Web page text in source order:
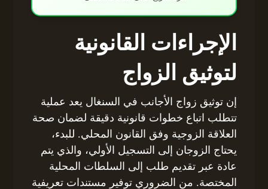
الإجراءات القانونية
لتوثيق الزواج
إن توثيق زواج الأجانب في السنغال يعد عملية
تتطلب اتباع خطوات قانونية دقيقة لضمان صحة
العلاقة الزوجية وفق القانون المحلي. للبدء،
يحتاج الزوجان إلى التسجيل الأولي، والذي يتم
عادة عبر تقديم طلب إلى السلطات المحلية
المختصة. من الضروري توفير مستندات تعريفية